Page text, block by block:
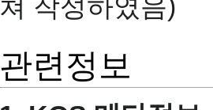
쳐 작성하였음)
관련정보